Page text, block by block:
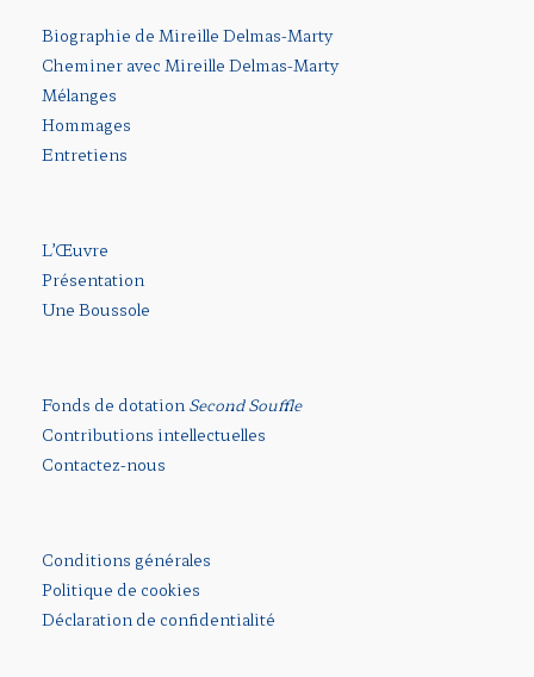
Biographie de Mireille Delmas-Marty
Cheminer avec Mireille Delmas-Marty
Mélanges
Hommages
Entretiens
L’Œuvre
Présentation
Une Boussole
Fonds de dotationSecond Souffle
Contributions intellectuelles
Contactez-nous
Conditions générales
Politique de cookies
Déclaration de confidentialité